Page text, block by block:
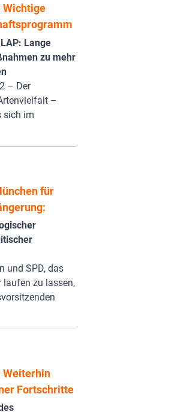
Lange
zu mehr
– Der
–
sich im
für
und SPD, das
zu lassen,
Fortschritte